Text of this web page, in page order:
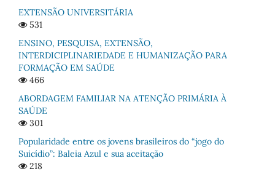
EXTENSÃO UNIVERSITÁRIA
531
ENSINO, PESQUISA, EXTENSÃO,
INTERDICIPLINARIEDADE E HUMANIZAÇÃO PARA
FORMAÇÃO EM SAÚDE
466
ABORDAGEM FAMILIAR NA ATENÇÃO PRIMÁRIA À
SAÚDE
301
Popularidade entre os jovens brasileiros do “jogo do
Suicídio”: Baleia Azul e sua aceitação
218